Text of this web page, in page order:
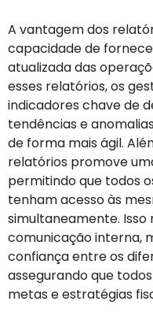
A vantagem dos
capacidade de
atualizada das
esses relatórios, os
indicadores chave de
tendências e
de forma mais ágil.
relatórios promove
permitindo que todos
tenham acesso às
simultaneamente. Isso
comunicação interna,
confiança entre os
assegurando que
metas e estratégias